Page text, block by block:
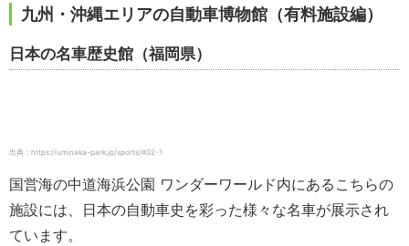
九州・沖縄エリアの自動車博物館（有料施設編）
日本の名車歴史館（福岡県）
出典：https://uminaka-park.jp/sports/#02-1
国営海の中道海浜公園 ワンダーワールド内にあるこちらの
施設には、日本の自動車史を彩った様々な名車が展示され
ています。